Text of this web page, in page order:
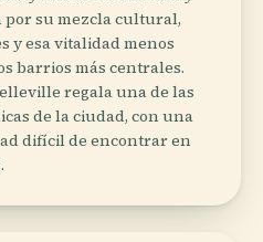
su mezcla cultural,
y esa vitalidad menos
barrios más centrales.
regala una de las
de la ciudad, con una
difícil de encontrar en